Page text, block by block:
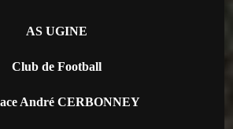
AS UGINE
Club de Football
André CERBONNEY